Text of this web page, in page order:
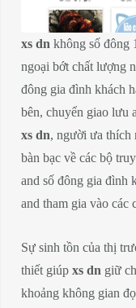
xs dn không số đông
ngoại bớt chất lượng
đông gia đình khách
bên, chuyển giao lưu
xs dn, người ưa thích
bàn bạc về các bộ
and số đông gia đình
and tham gia vào các
Sự sinh tồn của thị
thiết giúp xs dn giữ
khoảng không gian